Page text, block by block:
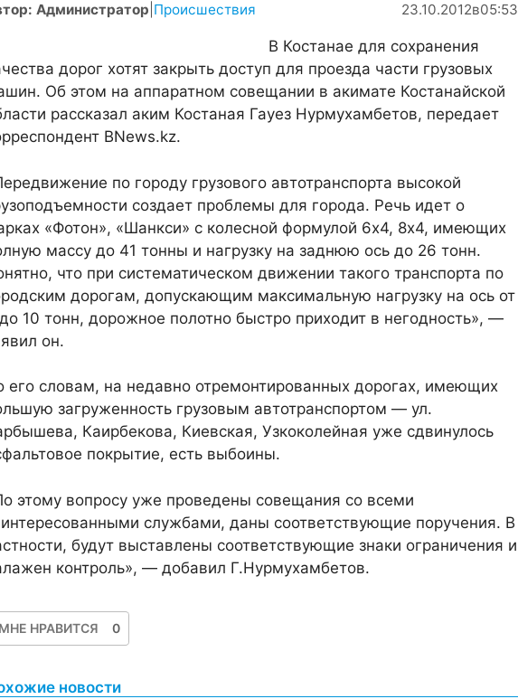
Администратор Происшествия 23.10.2012в05:53
В Костанае для сохранения
дорог хотят закрыть доступ для проезда части грузовых
Об этом на аппаратном совещании в акимате Костанайской
рассказал аким Костаная Гауез Нурмухамбетов, передает
BNews.kz.
по городу грузового автотранспорта высокой
создает проблемы для города. Речь идет о
«Фотон», «Шанкси» с колесной формулой 6х4, 8х4, имеющих
массу до 41 тонны и нагрузку на заднюю ось до 26 тонн.
что при систематическом движении такого транспорта по
дорогам, допускающим максимальную нагрузку на ось от
10 тонн, дорожное полотно быстро приходит в негодность», —
он.
его словам, на недавно отремонтированных дорогах, имеющих
загруженность грузовым автотранспортом — ул.
Каирбекова, Киевская, Узкоколейная уже сдвинулось
покрытие, есть выбоины.
этому вопросу уже проведены совещания со всеми
службами, даны соответствующие поручения. В
будут выставлены соответствующие знаки ограничения и
контроль», — добавил Г.Нурмухамбетов.
МНЕ НРАВИТСЯ 0
новости